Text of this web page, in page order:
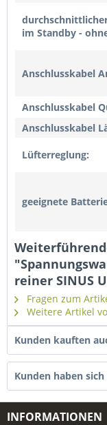
im Standby -
Anschlusskabel
Anschlusskabel
Anschlusskabel
Lüfterreglung:
geeignete
reiner SINUS
Fragen zum
Weitere Artikel
Kunden kauften
Kunden haben
INFORMATIONEN